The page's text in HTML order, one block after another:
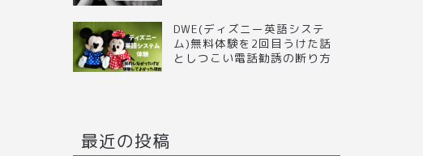
DWE(ディズニー英語システ
ム)無料体験を2回目うけた話
としつこい電話勧誘の断り方
最近の投稿